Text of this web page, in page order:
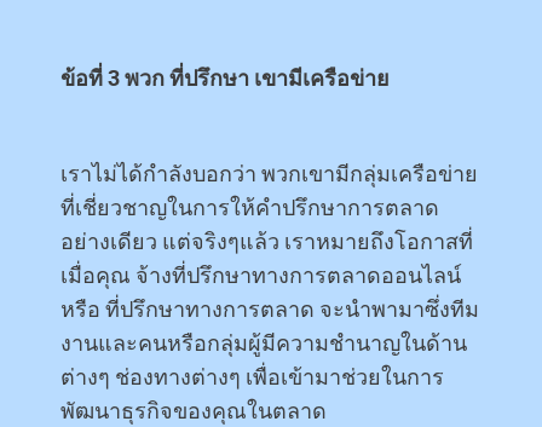
ข้อที่ 3 พวก ที่ปรึกษา เขามีเครือข่าย
เราไม่ได้กำลังบอกว่า พวกเขามีกลุ่มเครือข่าย
ที่เชี่ยวชาญในการให้คำปรึกษาการตลาด
อย่างเดียว แต่จริงๆแล้ว เราหมายถึงโอกาสที่
เมื่อคุณ จ้างที่ปรึกษาทางการตลาดออนไลน์
หรือ ที่ปรึกษาทางการตลาด จะนำพามาซึ่งทีม
งานและคนหรือกลุ่มผู้มีความชำนาญในด้าน
ต่างๆ ช่องทางต่างๆ เพื่อเข้ามาช่วยในการ
พัฒนาธุรกิจของคุณในตลาด